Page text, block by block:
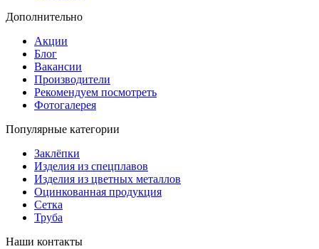
Дополнительно
Акции
Блог
Вакансии
Производители
Рекомендуем посмотреть
Фотогалерея
Популярные категории
Заклёпки
Изделия из спецплавов
Изделия из цветных металлов
Оцинкованная продукция
Сетка
Труба
Наши контакты